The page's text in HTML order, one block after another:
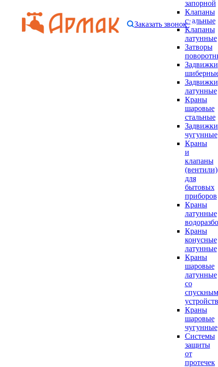
запорной
Клапаны
стальные
Клапаны
латунные
Затворы
Задвижки
Задвижки
латунные
Краны
шаровые
стальные
Задвижки
чугунные
Краны
и
клапаны
(вентили)
для
бытовых
приборов
Краны
латунные
Краны
конусные
латунные
Краны
шаровые
латунные
со
спускным
Краны
шаровые
чугунные
Системы
защиты
от
протечек
Заказать звонок